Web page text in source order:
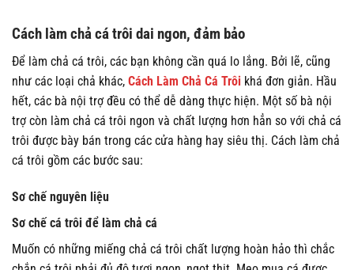
Cách làm chả cá trôi dai ngon, đảm bảo
Để làm chả cá trôi, các bạn không cần quá lo lắng. Bởi lẽ, cũng
như các loại chả khác, Cách Làm Chả Cá Trôi khá đơn giản. Hầu
hết, các bà nội trợ đều có thể dễ dàng thực hiện. Một số bà nội
trợ còn làm chả cá trôi ngon và chất lượng hơn hẳn so với chả cá
trôi được bày bán trong các cửa hàng hay siêu thị. Cách làm chả
cá trôi gồm các bước sau:
Sơ chế nguyên liệu
Sơ chế cá trôi để làm chả cá
Muốn có những miếng chả cá trôi chất lượng hoàn hảo thì chắc